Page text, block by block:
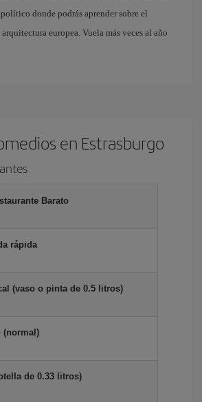
donde podrás aprender sobre el
europea. Vuela más veces al año
en Estrasburgo
Barato
rápida
(vaso o pinta de 0.5 litros)
(normal)
de 0.33 litros)